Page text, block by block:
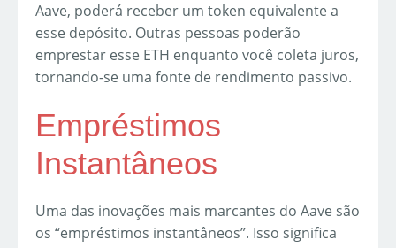
Aave, poderá receber um token equivalente a
esse depósito. Outras pessoas poderão
emprestar esse ETH enquanto você coleta juros,
tornando-se uma fonte de rendimento passivo.
Empréstimos
Instantâneos
Uma das inovações mais marcantes do Aave são
os “empréstimos instantâneos”. Isso significa